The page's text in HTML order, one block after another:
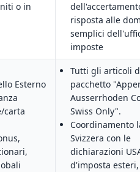
o in
risposta alle
semplici
imposte
Esterno
carta
Tutti gli articoli
pacchetto
Ausserrhoden
Swiss Only".
Coordinamento
Svizzera con le
dichiarazioni
d'imposta